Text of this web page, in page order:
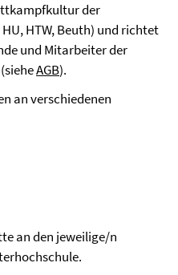
der
HTW, Beuth) und richtet
und Mitarbeiter der
AGB).
an verschiedenen
an den jeweilige/n